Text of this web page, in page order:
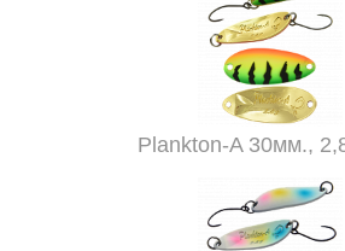
Plankton-A 30мм.,